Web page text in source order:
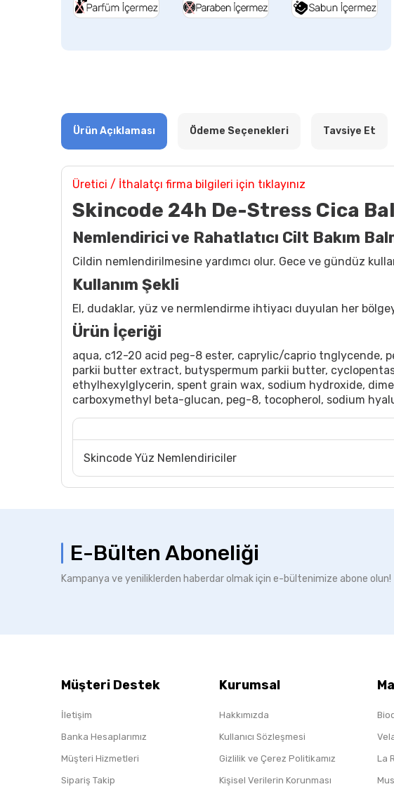
Ürün Açıklaması Ödeme Seçenekleri Tavsiye Et
Üretici / İthalatçı firma bilgileri için tıklayınız
Skincode 24h De-Stress Cica
Nemlendirici ve Rahatlatıcı Cilt Bakım
Cildin nemlendirilmesine yardımcı olur. Gece ve gündüz
Kullanım Şekli
El, dudaklar, yüz ve nermlendirme ihtiyacı duyulan her
Ürün İçeriği
aqua, c12-20 acid peg-8 ester, caprylic/caprio tnglycende,
parkii butter extract, butyspermum parkii butter,
ethylhexylglycerin, spent grain wax, sodium hydroxide,
carboxymethyl beta-glucan, peg-8, tocopherol, sodium
Skincode Yüz Nemlendiriciler
E-Bülten Aboneliği
Kampanya ve yeniliklerden haberdar olmak için e-bültenimize abone olun!
Müşteri Destek
İletişim
Banka Hesaplarımız
Müşteri Hizmetleri
Sipariş Takip
Kurumsal
Hakkımızda
Kullanıcı Sözleşmesi
Gizlilik ve Çerez Politikamız
Kişisel Verilerin Korunması
La